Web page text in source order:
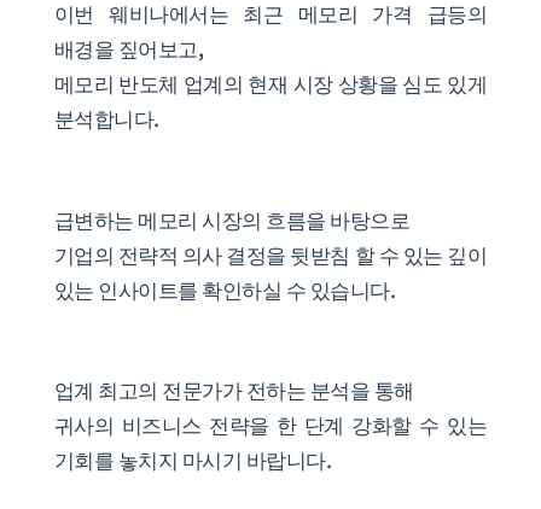
이번 웨비나에서는 최근 메모리 가격 급등의
배경을 짚어보고,
메모리 반도체 업계의 현재 시장 상황을 심도 있게
분석합니다.
급변하는 메모리 시장의 흐름을 바탕으로
기업의 전략적 의사 결정을 뒷받침 할 수 있는 깊이
있는 인사이트를 확인하실 수 있습니다.
업계 최고의 전문가가 전하는 분석을 통해
귀사의 비즈니스 전략을 한 단계 강화할 수 있는
기회를 놓치지 마시기 바랍니다.